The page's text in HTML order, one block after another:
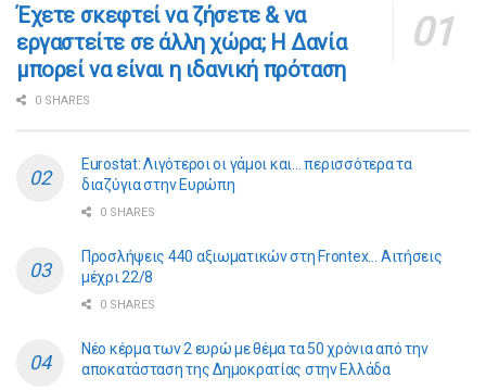
​​Έχετε σκεφτεί να ζήσετε & να
εργαστείτε σε άλλη χώρα; Η Δανία
μπορεί να είναι η ιδανική πρόταση
0 SHARES
Eurostat: Λιγότεροι οι γάμοι και… περισσότερα τα
διαζύγια στην Ευρώπη
0 SHARES
Προσλήψεις 440 αξιωματικών στη Frontex… Αιτήσεις
μέχρι 22/8
0 SHARES
Νέο κέρμα των 2 ευρώ με θέμα τα 50 χρόνια από την
αποκατάσταση της Δημοκρατίας στην Ελλάδα